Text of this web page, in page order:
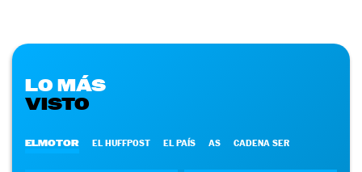
LO MÁS
VISTO
ELMOTOR EL HUFFPOST EL PAÍS AS CADENA SER